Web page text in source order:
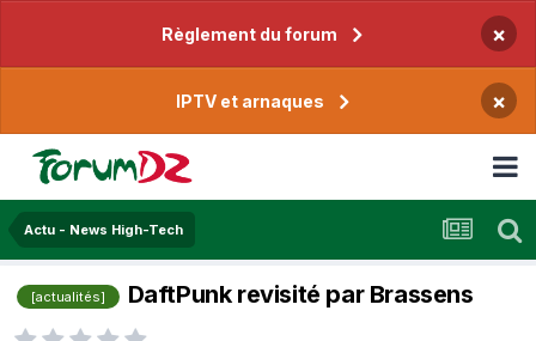
Règlement du forum ×
IPTV et arnaques ×
Actu - News High-Tech
[actualités] DaftPunk revisité par Brassens